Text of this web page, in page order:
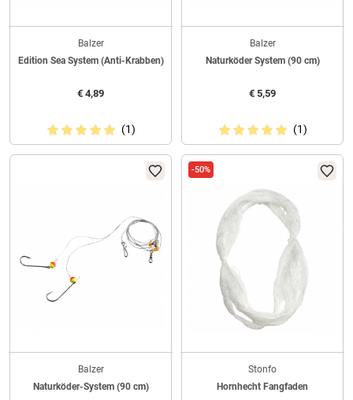
Balzer
Edition Sea System (Anti-Krabben)
€ 4,89
(1)
Balzer
Naturköder System (90 cm)
€ 5,59
(1)
Balzer
Naturköder-System (90 cm)
-50%
Stonfo
Hornhecht Fangfaden